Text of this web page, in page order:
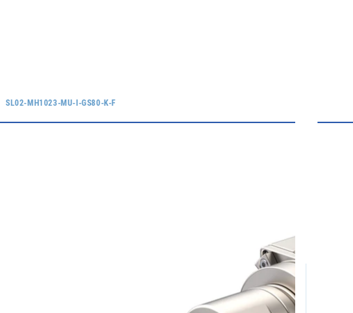
SL02-MH1023-MU-I-GS80-K-F